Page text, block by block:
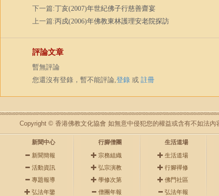
下一篇:丁亥(2007)年世紀佛子行慈善齋宴
上一篇:丙戍(2006)年佛教東林護理安老院探訪
評論文章
暫無評論
您還沒有登錄，暫不能評論,登錄 或 註冊
Copyright © 香港佛教文化協會 如無意中侵犯您的權益或含有不如法內
新聞中心
新聞簡報
活動資訊
專題報導
弘法年鑒
行腳僧團
宗務組織
弘宗演教
學修次第
僧團年報
生活道場
生活道場
行腳禪修
佛門社區
弘法年報